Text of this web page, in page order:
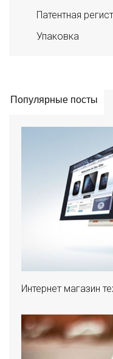
Патентная
Упаковка
Популярные посты
Интернет магазин